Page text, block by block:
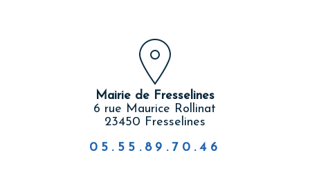
Mairie de Fresselines
6 rue Maurice Rollinat
23450 Fresselines
05.55.89.70.46